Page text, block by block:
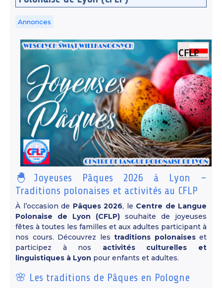
Annonces
🐣Joyeuses Pâques 2026 à Lyon –
Traditions polonaises et activités au CFLP
À l’occasion de Pâques 2026, le Centre de Langue
Polonaise de Lyon (CFLP) souhaite de joyeuses
fêtes à toutes les familles et aux adultes participant à
nos cours. Découvrez les traditions polonaiseset
participez à nos activités culturelles et
linguistiques à Lyon pour enfants et adultes.
🌸 Les traditions de Pâques en Pologne